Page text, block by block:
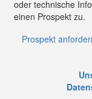
oder technische
einen Prospekt zu.
Prospekt